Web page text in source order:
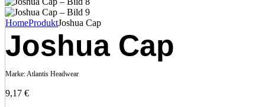
HomeProduktJoshua Cap
Joshua Cap
Marke: Atlantis Headwear
9,17 €